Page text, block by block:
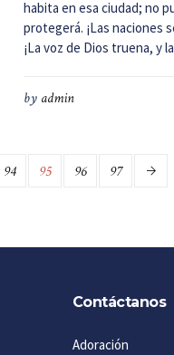
habita en esa ciudad; no
protegerá. ¡Las naciones
¡La voz de Dios truena, y
by admin
94 95 96 97
Contáctanos
Adoración